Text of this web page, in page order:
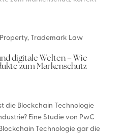
digitale Welten – Wie
zum Markenschutz
, Trademark Law
die Blockchain Technologie
Eine Studie von PwC
Technologie gar die